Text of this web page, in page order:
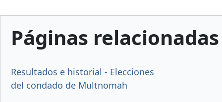
Páginas relacionadas
Resultados e historial - Elecciones
del condado de Multnomah